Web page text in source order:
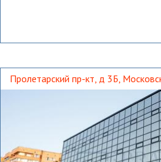
Пролетарский пр-кт, д 3Б,